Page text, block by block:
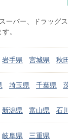
ーパー、ドラッグ
。
岩手県 宮城県 秋
埼玉県 千葉県
新潟県 富山県 石
岐阜県 三重県